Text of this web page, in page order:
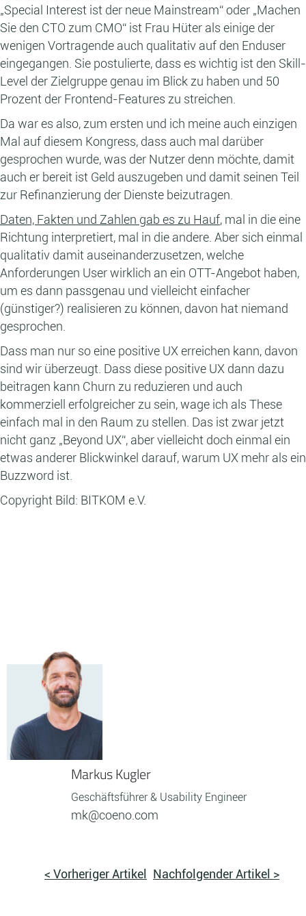
„Special Interest ist der neue Mainstream“ oder „Machen
Sie den CTO zum CMO“ ist Frau Hüter als einige der
wenigen Vortragende auch qualitativ auf den Enduser
eingegangen. Sie postulierte, dass es wichtig ist den Skill-
Level der Zielgruppe genau im Blick zu haben und 50
Prozent der Frontend-Features zu streichen.
Da war es also, zum ersten und ich meine auch einzigen
Mal auf diesem Kongress, dass auch mal darüber
gesprochen wurde, was der Nutzer denn möchte, damit
auch er bereit ist Geld auszugeben und damit seinen Teil
zur Refinanzierung der Dienste beizutragen.
Daten, Fakten und Zahlen gab es zu Hauf, mal in die eine
Richtung interpretiert, mal in die andere. Aber sich einmal
qualitativ damit auseinanderzusetzen, welche
Anforderungen User wirklich an ein OTT-Angebot haben,
um es dann passgenau und vielleicht einfacher
(günstiger?) realisieren zu können, davon hat niemand
gesprochen.
Dass man nur so eine positive UX erreichen kann, davon
sind wir überzeugt. Dass diese positive UX dann dazu
beitragen kann Churn zu reduzieren und auch
kommerziell erfolgreicher zu sein, wage ich als These
einfach mal in den Raum zu stellen. Das ist zwar jetzt
nicht ganz „Beyond UX“, aber vielleicht doch einmal ein
etwas anderer Blickwinkel darauf, warum UX mehr als ein
Buzzword ist.
Copyright Bild: BITKOM e.V.
Markus Kugler
Geschäftsführer & Usability Engineer
mk@coeno.com
< Vorheriger Artikel Nachfolgender Artikel >